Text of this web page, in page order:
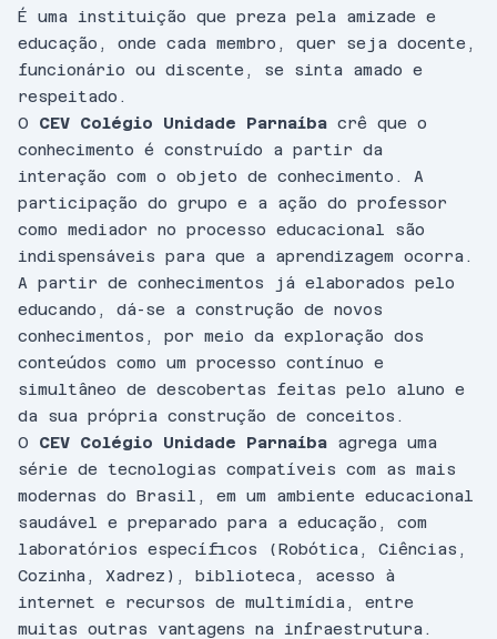
É uma instituição que preza pela amizade e
educação, onde cada membro, quer seja docente,
funcionário ou discente, se sinta amado e
respeitado.
O CEV Colégio Unidade Parnaíba crê que o
conhecimento é construído a partir da
interação com o objeto de conhecimento. A
participação do grupo e a ação do professor
como mediador no processo educacional são
indispensáveis para que a aprendizagem ocorra.
A partir de conhecimentos já elaborados pelo
educando, dá-se a construção de novos
conhecimentos, por meio da exploração dos
conteúdos como um processo contínuo e
simultâneo de descobertas feitas pelo aluno e
da sua própria construção de conceitos.
O CEV Colégio Unidade Parnaíba agrega uma
série de tecnologias compatíveis com as mais
modernas do Brasil, em um ambiente educacional
saudável e preparado para a educação, com
laboratórios específicos (Robótica, Ciências,
Cozinha, Xadrez), biblioteca, acesso à
internet e recursos de multimídia, entre
muitas outras vantagens na infraestrutura.